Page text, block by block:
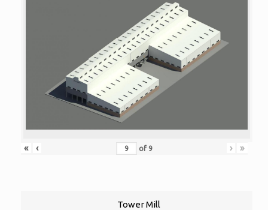
« ‹ of 9 › »
Tower Mill